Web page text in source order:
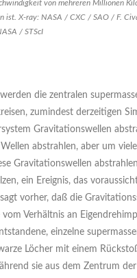
von mehreren Millionen
ist. X-ray: NASA / CXC / SAO / F.
/ STScI
die zentralen
zumindest derzeitigen
Gravitationswellen
abstrahlen, aber um
Gravitationswellen
ein Ereignis, das
vorher, daß die
Verhältnis an
einzelne
Löcher mit einem
sie aus dem Zentrum